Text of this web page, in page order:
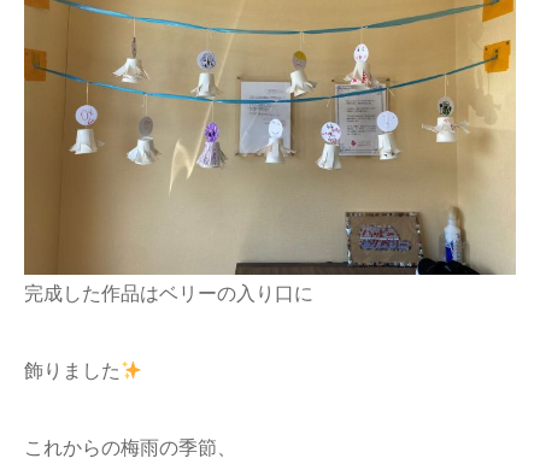
完成した作品はベリーの入り口に
飾りました
これからの梅雨の季節、